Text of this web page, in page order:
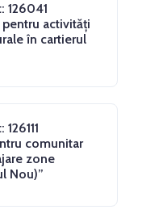
126041
activități
în cartierul
comunitar
zone
Nou)”